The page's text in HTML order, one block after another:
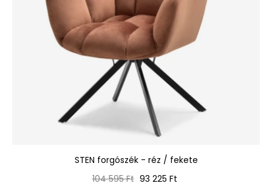
STEN forgószék - réz / fekete
Normál
104 595 Ft Ár
93 225 Ft